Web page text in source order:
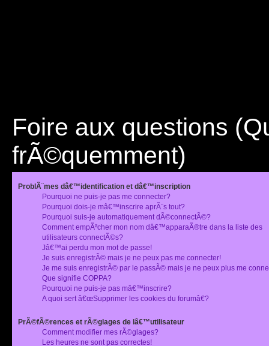
Foire aux questions
frÃ©quemment)
ProblÃ¨mes dâ€™identification et dâ€™inscription
Pourquoi ne puis-je pas me connecter?
Pourquoi dois-je mâ€™inscrire aprÃ¨s tout?
Pourquoi suis-je automatiquement dÃ©connectÃ©?
Comment empÃªcher mon nom dâ€™apparaÃ®tre dans la liste des
utilisateurs connectÃ©s?
Jâ€™ai perdu mon mot de passe!
Je suis enregistrÃ© mais je ne peux pas me connecter!
Je me suis enregistrÃ© par le passÃ© mais je ne peux plus me
Que signifie COPPA?
Pourquoi ne puis-je pas mâ€™inscrire?
A quoi sert â€œSupprimer les cookies du forumâ€?
PrÃ©fÃ©rences et rÃ©glages de lâ€™utilisateur
Comment modifier mes rÃ©glages?
Les heures ne sont pas correctes!